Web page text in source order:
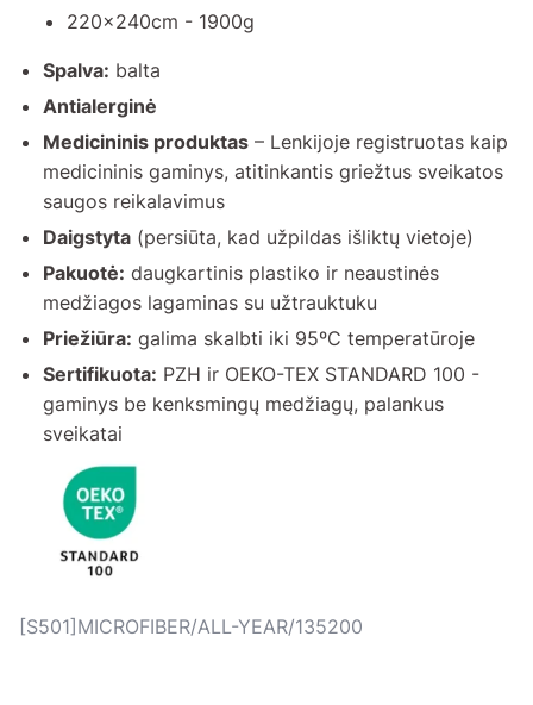
220x240cm - 1900g
Spalva: balta
Antialerginė
Medicininis produktas – Lenkijoje registruotas kaip
medicininis gaminys, atitinkantis griežtus sveikatos
saugos reikalavimus
Daigstyta (persiūta, kad užpildas išliktų vietoje)
Pakuotė: daugkartinis plastiko ir neaustinės
medžiagos lagaminas su užtrauktuku
Priežiūra: galima skalbti iki 95ºC temperatūroje
Sertifikuota: PZH ir OEKO-TEX STANDARD 100 -
gaminys be kenksmingų medžiagų, palankus
sveikatai
[S501]MICROFIBER/ALL-YEAR/135200